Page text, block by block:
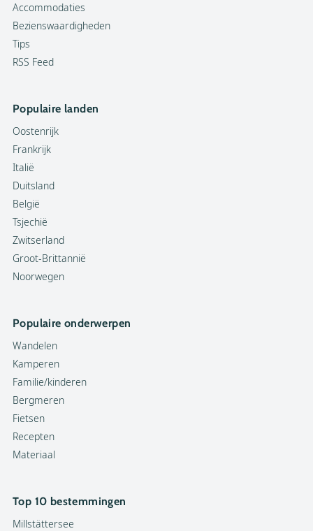
Accommodaties
Bezienswaardigheden
Tips
RSS Feed
Populaire landen
Oostenrijk
Frankrijk
Italië
Duitsland
België
Tsjechië
Zwitserland
Groot-Brittannië
Noorwegen
Populaire onderwerpen
Wandelen
Kamperen
Familie/kinderen
Bergmeren
Fietsen
Recepten
Materiaal
Top 10 bestemmingen
Millstättersee